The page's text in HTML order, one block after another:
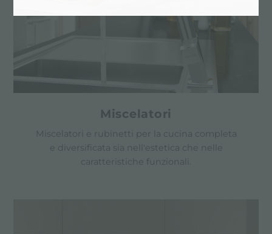
Miscelatori
Miscelatori e rubinetti per la cucina completa
e diversificata sia nell'estetica che nelle
caratteristiche funzionali.